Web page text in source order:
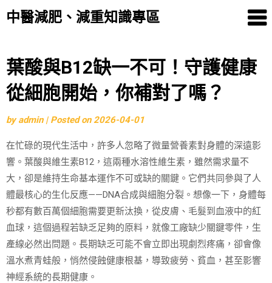
中醫減肥、減重知識專區
Skip
to
content
葉酸與B12缺一不可！守護健康
從細胞開始，你補對了嗎？
byadmin | Posted on2026-04-01
在忙碌的現代生活中，許多人忽略了微量營養素對身體的深遠影
響。葉酸與維生素B12，這兩種水溶性維生素，雖然需求量不
大，卻是維持生命基本運作不可或缺的關鍵。它們共同參與了人
體最核心的生化反應——DNA合成與細胞分裂。想像一下，身體每
秒都有數百萬個細胞需要更新汰換，從皮膚、毛髮到血液中的紅
血球，這個過程若缺乏足夠的原料，就像工廠缺少關鍵零件，生
產線必然出問題。長期缺乏可能不會立即出現劇烈疼痛，卻會像
溫水煮青蛙般，悄然侵蝕健康根基，導致疲勞、貧血，甚至影響
神經系統的長期健康。